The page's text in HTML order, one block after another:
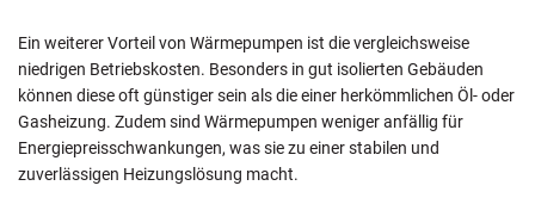
Ein weiterer Vorteil von Wärmepumpen ist die vergleichsweise
niedrigen Betriebskosten. Besonders in gut isolierten Gebäuden
können diese oft günstiger sein als die einer herkömmlichen Öl- oder
Gasheizung. Zudem sind Wärmepumpen weniger anfällig für
Energiepreisschwankungen, was sie zu einer stabilen und
zuverlässigen Heizungslösung macht.